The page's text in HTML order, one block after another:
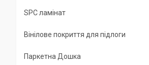
SPC ламінат
Вінілове покриття для підлоги
Паркетна Дошка